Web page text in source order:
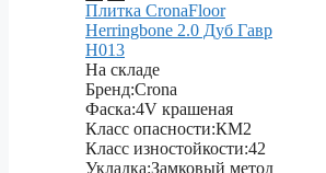
Плитка CronaFloor
Herringbone 2.0 Дуб Гавр
H013
На складе
Бренд:Crona
Фаска:4V крашеная
Класс опасности:КМ2
Класс изностойкости:42
Укладка:Замковый метод